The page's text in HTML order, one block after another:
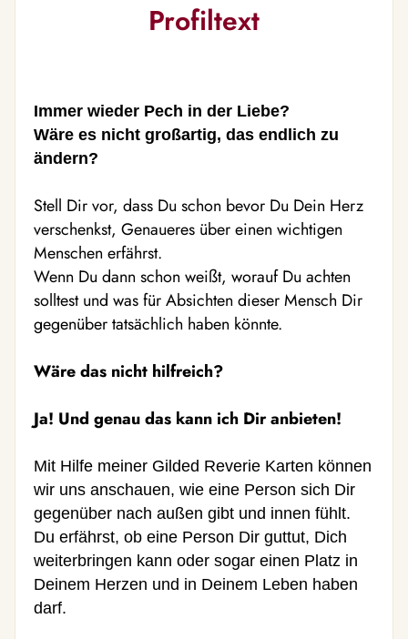
Profiltext
Immer wieder Pech in der Liebe?
Wäre es nicht großartig, das endlich zu
ändern?
Stell Dir vor, dass Du schon bevor Du Dein Herz
verschenkst, Genaueres über einen wichtigen
Menschen erfährst.
Wenn Du dann schon weißt, worauf Du achten
solltest und was für Absichten dieser Mensch Dir
gegenüber tatsächlich haben könnte.
Wäre das nicht hilfreich?
Ja! Und genau das kann ich Dir anbieten!
Mit Hilfe meiner Gilded Reverie Karten können
wir uns anschauen, wie eine Person sich Dir
gegenüber nach außen gibt und innen fühlt.
Du erfährst, ob eine Person Dir guttut, Dich
weiterbringen kann oder sogar einen Platz in
Deinem Herzen und in Deinem Leben haben
darf.